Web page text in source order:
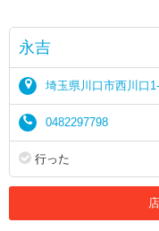
永吉
埼玉県川口市西川口
0482297798
行った